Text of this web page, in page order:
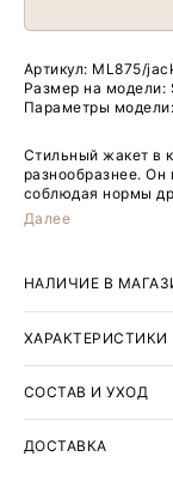
Артикул: ML875/
Размер на модели:
Параметры
Стильный жакет в
разнообразнее.
соблюдая нормы
Шарм этой вещи —
подплечниками и
Далее
НАЛИЧИЕ В
ХАРАКТЕРИСТИКИ
СОСТАВ И УХОД
ДОСТАВКА